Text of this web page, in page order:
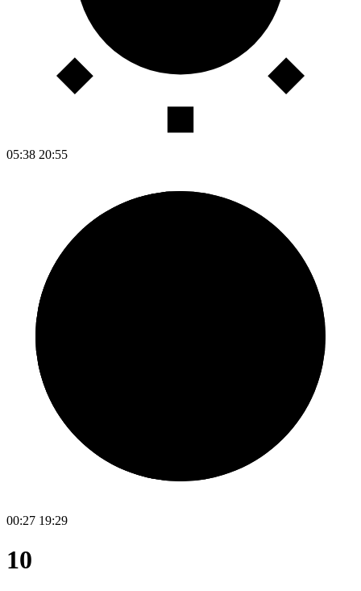
05:38 20:55
00:27 19:29
10